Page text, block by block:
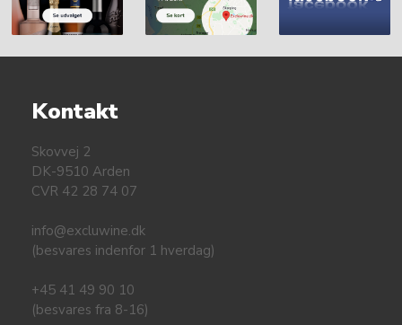
Kontakt
Skovvej 2
DK-9510 Arden
CVR 42 28 74 07
info@excluwine.dk
(besvares indenfor 1 hverdag)
+45 41 49 90 10
(besvares fra 8-16)